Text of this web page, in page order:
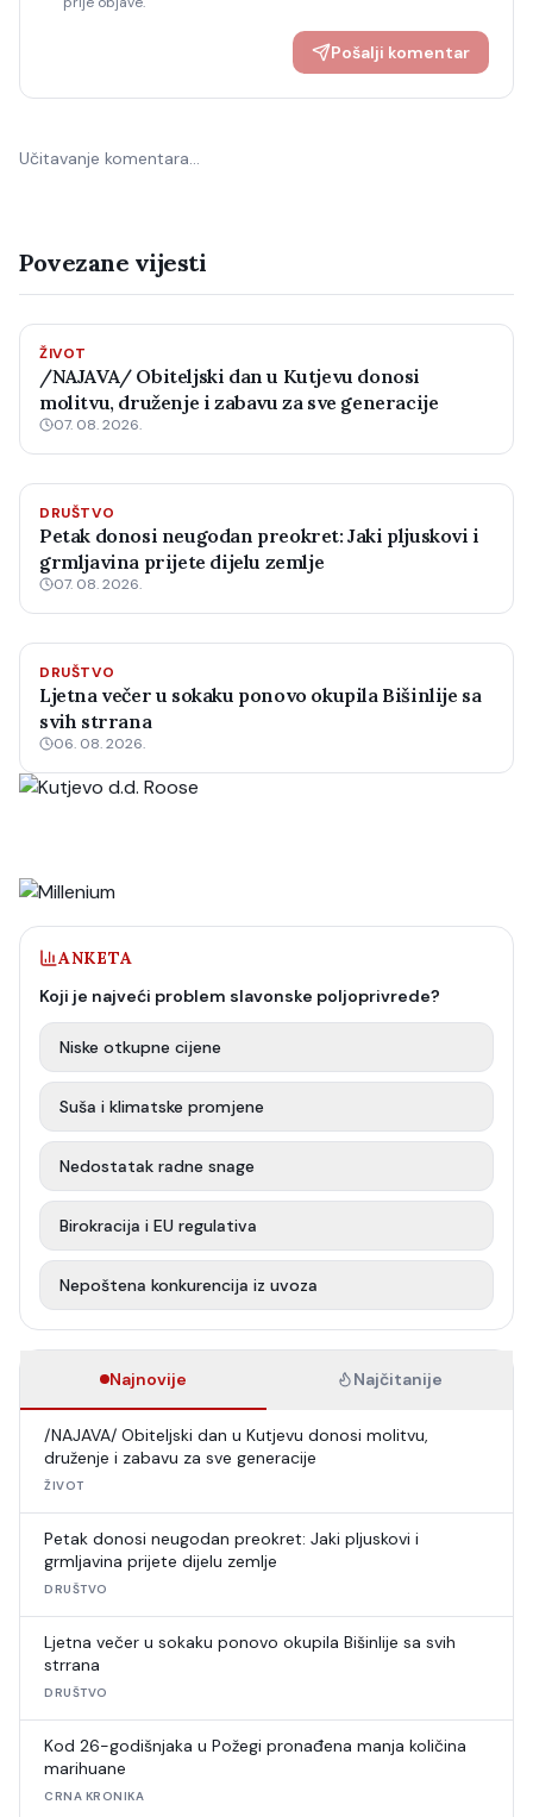
Pošalji komentar
Učitavanje komentara…
Povezane vijesti
ŽIVOT
/NAJAVA/ Obiteljski dan u Kutjevu donosi
molitvu, druženje i zabavu za sve generacije
07. 08. 2026.
DRUŠTVO
Petak donosi neugodan preokret: Jaki pljuskovi i
grmljavina prijete dijelu zemlje
07. 08. 2026.
DRUŠTVO
Ljetna večer u sokaku ponovo okupila Bišinlije sa
svih strrana
06. 08. 2026.
ANKETA
Koji je najveći problem slavonske poljoprivrede?
Niske otkupne cijene
Suša i klimatske promjene
Nedostatak radne snage
Birokracija i EU regulativa
Nepoštena konkurencija iz uvoza
Najnovije Najčitanije
/NAJAVA/ Obiteljski dan u Kutjevu donosi molitvu,
druženje i zabavu za sve generacije
ŽIVOT
Petak donosi neugodan preokret: Jaki pljuskovi i
grmljavina prijete dijelu zemlje
DRUŠTVO
Ljetna večer u sokaku ponovo okupila Bišinlije sa svih
strrana
DRUŠTVO
Kod 26-godišnjaka u Požegi pronađena manja količina
marihuane
CRNA KRONIKA